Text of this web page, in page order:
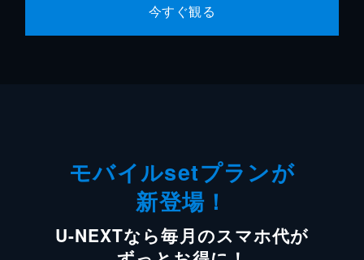
今すぐ観る
モバイルsetプランが
新登場！
U-NEXTなら毎月のスマホ代が